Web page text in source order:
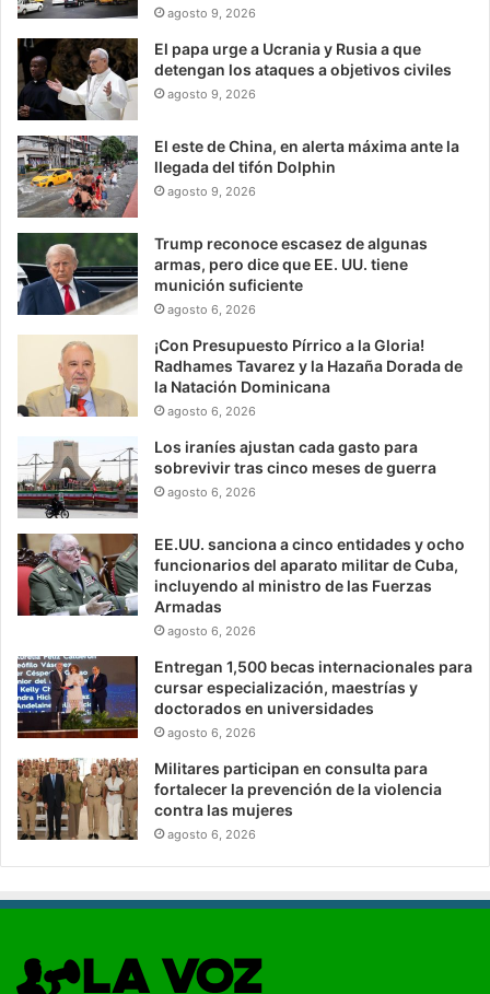
agosto 9, 2026
El papa urge a Ucrania y Rusia a que
detengan los ataques a objetivos civiles
agosto 9, 2026
El este de China, en alerta máxima ante la
llegada del tifón Dolphin
agosto 9, 2026
Trump reconoce escasez de algunas
armas, pero dice que EE. UU. tiene
munición suficiente
agosto 6, 2026
¡Con Presupuesto Pírrico a la Gloria!
Radhames Tavarez y la Hazaña Dorada de
la Natación Dominicana
agosto 6, 2026
Los iraníes ajustan cada gasto para
sobrevivir tras cinco meses de guerra
agosto 6, 2026
EE.UU. sanciona a cinco entidades y ocho
funcionarios del aparato militar de Cuba,
incluyendo al ministro de las Fuerzas
Armadas
agosto 6, 2026
Entregan 1,500 becas internacionales para
cursar especialización, maestrías y
doctorados en universidades
agosto 6, 2026
Militares participan en consulta para
fortalecer la prevención de la violencia
contra las mujeres
agosto 6, 2026